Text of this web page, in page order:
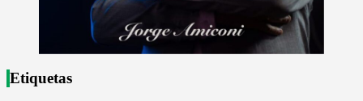
Etiquetas